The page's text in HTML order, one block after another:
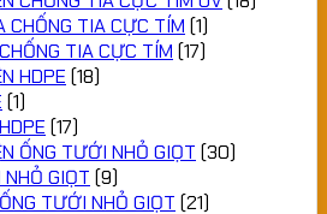
CHỐNG TIA CỰC TÍM (1)
TIA CỰC TÍM (17)
HDPE (18)
(1)
(17)
ỐNG TƯỚI NHỎ GIỌT (30)
GIỌT (9)
TƯỚI NHỎ GIỌT (21)